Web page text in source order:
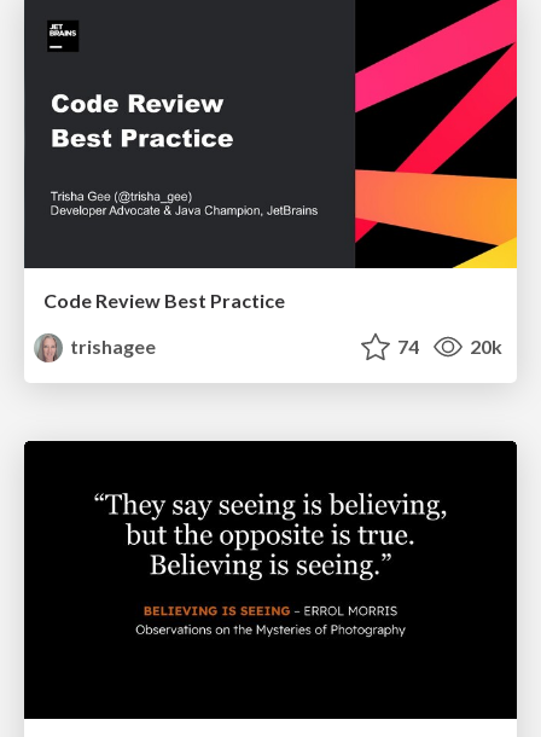
Code Review Best Practice
trishagee
74 20k